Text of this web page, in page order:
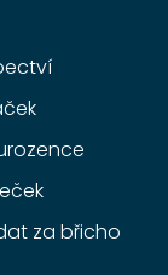
za břicho